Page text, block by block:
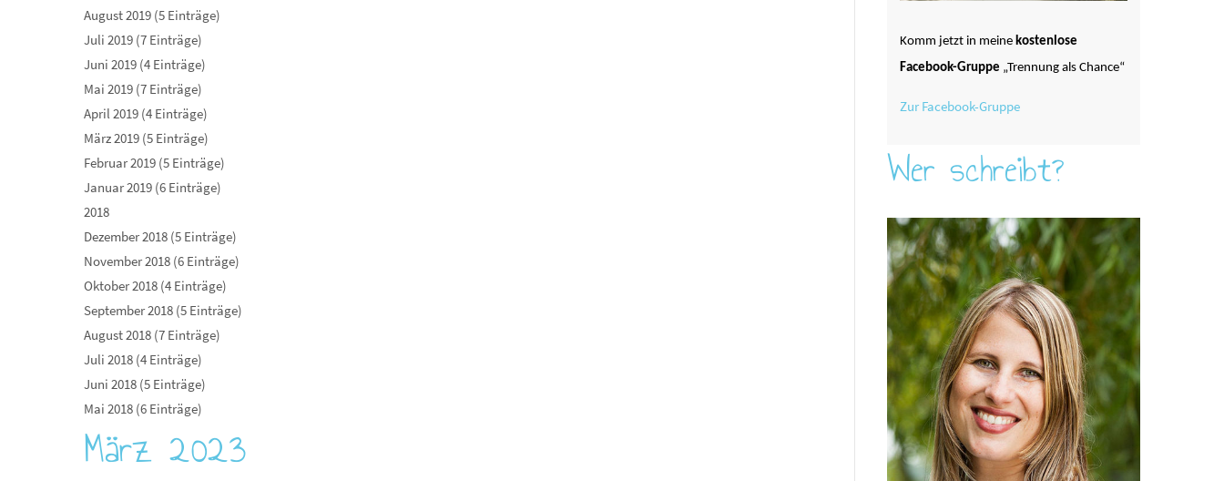
August 2019 (5 Einträge)
Juli 2019 (7 Einträge)
Juni 2019 (4 Einträge)
Mai 2019 (7 Einträge)
April 2019 (4 Einträge)
März 2019 (5 Einträge)
Februar 2019 (5 Einträge)
Januar 2019 (6 Einträge)
2018
Dezember 2018 (5 Einträge)
November 2018 (6 Einträge)
Oktober 2018 (4 Einträge)
September 2018 (5 Einträge)
August 2018 (7 Einträge)
Juli 2018 (4 Einträge)
Juni 2018 (5 Einträge)
Mai 2018 (6 Einträge)
März 2023
Komm jetzt in meine kostenlose
Facebook-Gruppe „Trennung als Chance“
Zur Facebook-Gruppe
Wer schreibt?